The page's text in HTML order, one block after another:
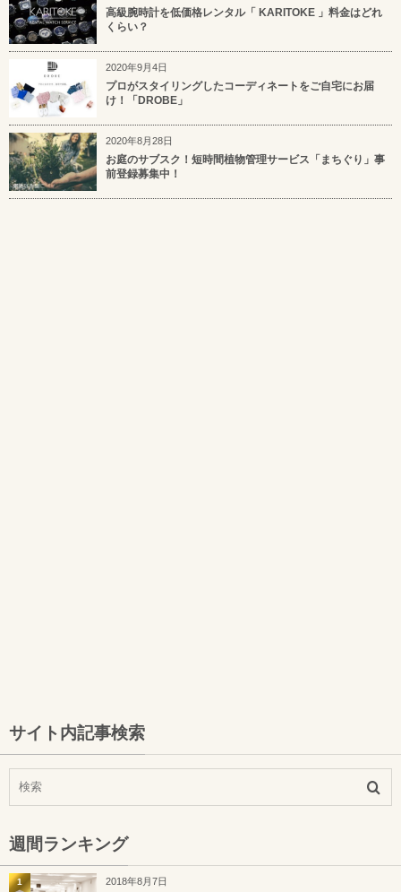
高級腕時計を低価格レンタル「 KARITOKE 」料金はどれ
くらい？
2020年9月4日
プロがスタイリングしたコーディネートをご自宅にお届
け！「DROBE」
2020年8月28日
お庭のサブスク！短時間植物管理サービス「まちぐり」事
前登録募集中！
サイト内記事検索
週間ランキング
2018年8月7日
1